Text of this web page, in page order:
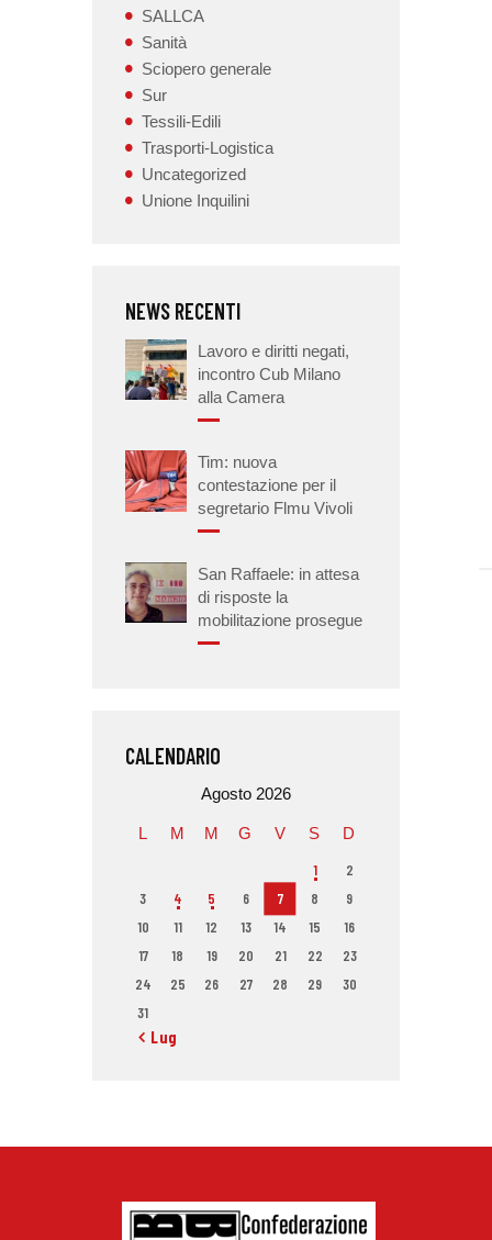
SALLCA
Sanità
Sciopero generale
Sur
Tessili-Edili
Trasporti-Logistica
Uncategorized
Unione Inquilini
NEWS RECENTI
Lavoro e diritti negati,
incontro Cub Milano
alla Camera
Tim: nuova
contestazione per il
segretario Flmu Vivoli
San Raffaele: in attesa
di risposte la
mobilitazione prosegue
CALENDARIO
Agosto 2026
L M M G V S D
1
2
3
4 5 6 7 8
9
10
11 12 13 14 15
16
17
18 19 20 21 22
23
24
25 26 27 28 29
30
31
« Lug